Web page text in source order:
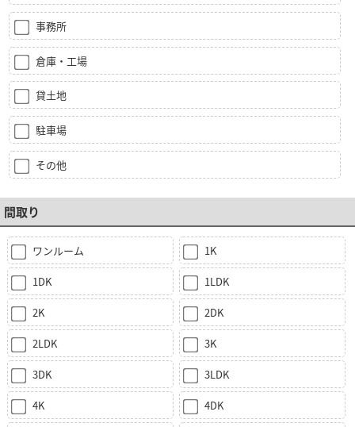
事務所
倉庫・工場
貸土地
駐車場
その他
間取り
ワンルーム 1K
1DK 1LDK
2K 2DK
2LDK 3K
3DK 3LDK
4K 4DK